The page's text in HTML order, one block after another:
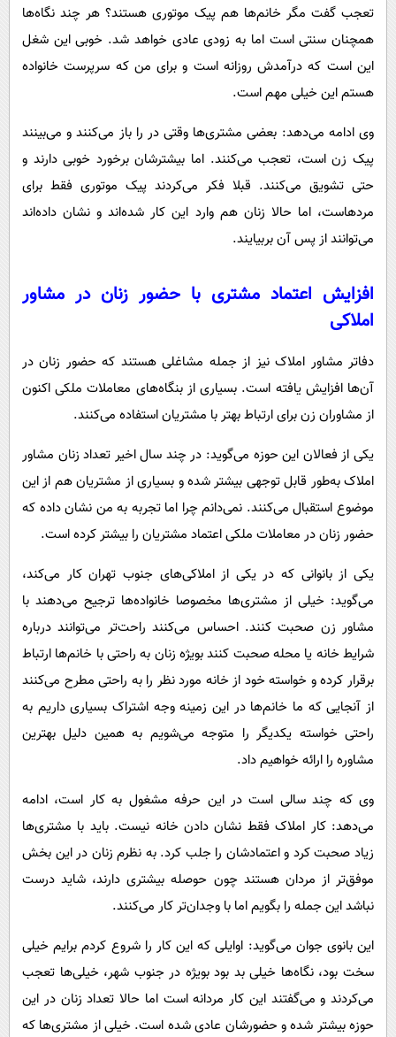
تعجب گفت مگر خانم‌ها هم پیک موتوری هستند؟ هر چند نگاه‌ها
همچنان سنتی است اما به زودی عادی خواهد شد. خوبی این شغل
این است که درآمدش روزانه است و برای من که سرپرست خانواده
هستم این خیلی مهم است.
وی ادامه می‌دهد: بعضی مشتری‌ها وقتی در را باز می‌کنند و می‌بینند
پیک زن است، تعجب می‌کنند. اما بیشترشان برخورد خوبی دارند و
حتی تشویق می‌کنند. قبلا فکر می‌کردند پیک موتوری فقط برای
مردهاست، اما حالا زنان هم وارد این کار شده‌اند و نشان داده‌اند
می‌توانند از پس آن بربیایند.
افزایش اعتماد مشتری با حضور زنان در مشاور
املاکی
دفاتر مشاور املاک نیز از جمله مشاغلی هستند که حضور زنان در
آن‌ها افزایش یافته است. بسیاری از بنگاه‌های معاملات ملکی اکنون
از مشاوران زن برای ارتباط بهتر با مشتریان استفاده می‌کنند.
یکی از فعالان این حوزه می‌گوید: در چند سال اخیر تعداد زنان مشاور
املاک به‌طور قابل توجهی بیشتر شده و بسیاری از مشتریان هم از این
موضوع استقبال می‌کنند. نمی‌دانم چرا اما تجربه به من نشان داده که
حضور زنان در معاملات ملکی اعتماد مشتریان را بیشتر کرده است.
یکی از بانوانی که در یکی از املاکی‌های جنوب تهران کار می‌کند،
می‌گوید: خیلی از مشتری‌ها مخصوصا خانواده‌ها ترجیح می‌دهند با
مشاور زن صحبت کنند. احساس می‌کنند راحت‌تر می‌توانند درباره
شرایط خانه یا محله صحبت کنند بویژه زنان به راحتی با خانم‌ها ارتباط
برقرار کرده و خواسته خود از خانه مورد نظر را به راحتی مطرح می‌کنند
از آنجایی که ما خانم‌ها در این زمینه وجه اشتراک بسیاری داریم به
راحتی خواسته یکدیگر را متوجه می‌شویم به همین دلیل بهترین
مشاوره را ارائه خواهیم داد.
وی که چند سالی است در این حرفه مشغول به کار است، ادامه
می‌دهد: کار املاک فقط نشان دادن خانه نیست. باید با مشتری‌ها
زیاد صحبت کرد و اعتمادشان را جلب کرد. به نظرم زنان در این بخش
موفق‌تر از مردان هستند چون حوصله بیشتری دارند، شاید درست
نباشد این جمله را بگویم اما با وجدان‌تر کار می‌کنند.
این بانوی جوان می‌گوید: اوایلی که این کار را شروع کردم برایم خیلی
سخت بود، نگاه‌ها خیلی بد بود بویژه در جنوب شهر، خیلی‌ها تعجب
می‌کردند و می‌گفتند این کار مردانه است اما حالا تعداد زنان در این
حوزه بیشتر شده و حضورشان عادی شده است. خیلی از مشتری‌ها که